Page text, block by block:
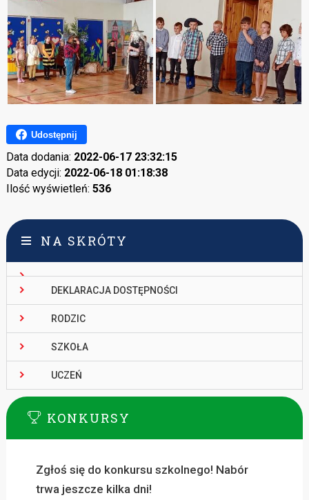
Udostępnij
Data dodania: 2022-06-17 23:32:15
Data edycji: 2022-06-18 01:18:38
Ilość wyświetleń: 536
NA SKRÓTY
DEKLARACJA DOSTĘPNOŚCI
RODZIC
SZKOŁA
UCZEŃ
KONKURSY
Zgłoś się do konkursu szkolnego! Nabór
trwa jeszcze kilka dni!